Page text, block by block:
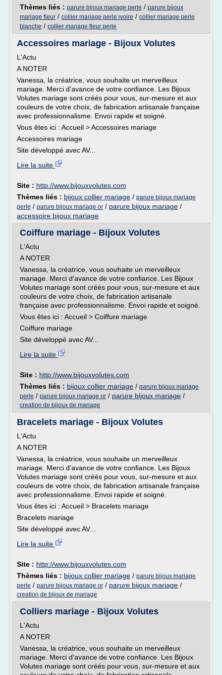
Thèmes liés : parure bijoux mariage perle / parure bijoux
mariage fleur / collier mariage perle ivoire / collier mariage perle
blanche / collier mariage fleur perle
Accessoires mariage - Bijoux Volutes
L'Actu
A NOTER
Vanessa, la créatrice, vous souhaite un merveilleux
mariage. Merci d'avance de votre confiance. Les Bijoux
Volutes mariage sont créés pour vous, sur-mesure et aux
couleurs de votre choix, de fabrication artisanale française
avec professionnalisme. Envoi rapide et soigné.
Vous êtes ici : Accueil > Accessoires mariage
Accessoires mariage
Site développé avec AV...
Lire la suite
Site : http://www.bijouxvolutes.com
Thèmes liés : bijoux collier mariage / parure bijoux mariage
perle / parure bijoux mariage or / parure bijoux mariage /
accessoire bijoux mariage
Coiffure mariage - Bijoux Volutes
L'Actu
A NOTER
Vanessa, la créatrice, vous souhaite un merveilleux
mariage. Merci d'avance de votre confiance. Les Bijoux
Volutes mariage sont créés pour vous, sur-mesure et aux
couleurs de votre choix, de fabrication artisanale
française avec professionnalisme. Envoi rapide et soigné.
Vous êtes ici : Accueil > Coiffure mariage
Coiffure mariage
Site développé avec AV...
Lire la suite
Site : http://www.bijouxvolutes.com
Thèmes liés : bijoux collier mariage / parure bijoux mariage
perle / parure bijoux mariage or / parure bijoux mariage /
creation de bijoux de mariage
Bracelets mariage - Bijoux Volutes
L'Actu
A NOTER
Vanessa, la créatrice, vous souhaite un merveilleux
mariage. Merci d'avance de votre confiance. Les Bijoux
Volutes mariage sont créés pour vous, sur-mesure et aux
couleurs de votre choix, de fabrication artisanale française
avec professionnalisme. Envoi rapide et soigné.
Vous êtes ici : Accueil > Bracelets mariage
Bracelets mariage
Site développé avec AV...
Lire la suite
Site : http://www.bijouxvolutes.com
Thèmes liés : bijoux collier mariage / parure bijoux mariage
perle / parure bijoux mariage or / parure bijoux mariage /
creation de bijoux de mariage
Colliers mariage - Bijoux Volutes
L'Actu
A NOTER
Vanessa, la créatrice, vous souhaite un merveilleux
mariage. Merci d'avance de votre confiance. Les Bijoux
Volutes mariage sont créés pour vous, sur-mesure et aux